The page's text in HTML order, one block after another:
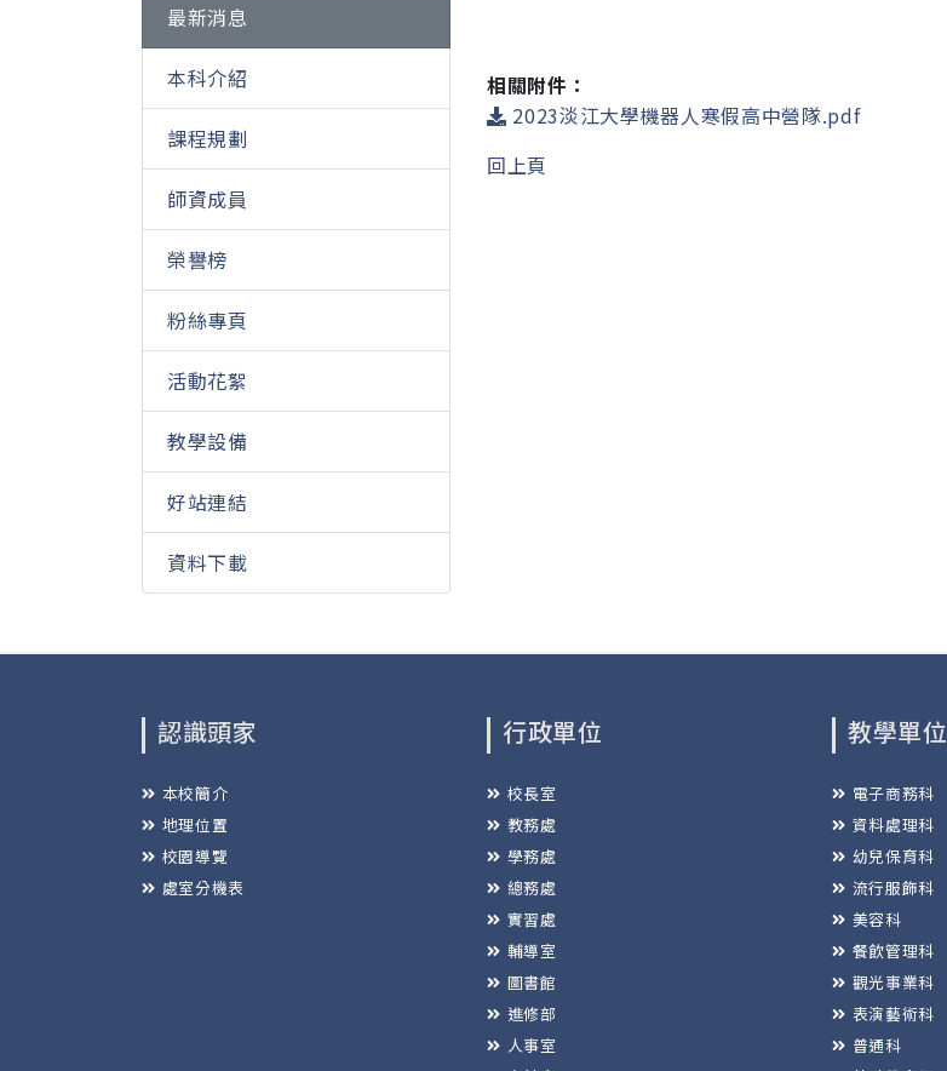
最新消息
本科介紹
課程規劃
師資成員
榮譽榜
粉絲專頁
活動花絮
教學設備
好站連結
資料下載
相關附件：
2023淡江大學機器人寒假高中營隊.pdf
回上頁
認識頭家
本校簡介
地理位置
校園導覽
處室分機表
行政單位
校長室
教務處
學務處
總務處
實習處
輔導室
圖書館
進修部
人事室
教學單位
電子商務科
資料處理科
幼兒保育科
流行服飾科
美容科
餐飲管理科
觀光事業科
表演藝術科
普通科